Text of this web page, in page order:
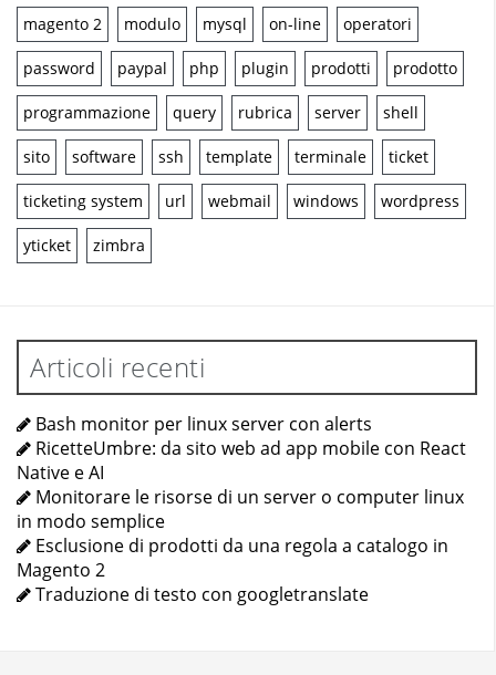
magento 2 modulo mysql on-line operatori
password paypal php plugin prodotti prodotto
programmazione query rubrica server shell
sito software ssh template terminale ticket
ticketing system url webmail windows wordpress
yticket zimbra
Articoli recenti
Bash monitor per linux server con alerts
RicetteUmbre: da sito web ad app mobile con React
Native e AI
Monitorare le risorse di un server o computer linux
in modo semplice
Esclusione di prodotti da una regola a catalogo in
Magento 2
Traduzione di testo con googletranslate